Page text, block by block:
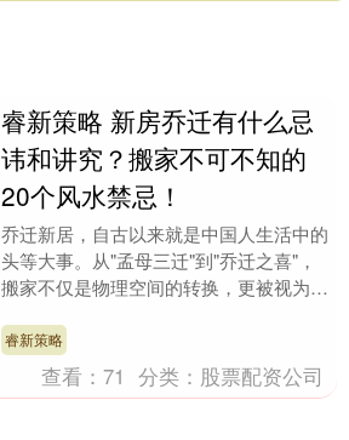
睿新策略 新房乔迁有什么忌
讳和讲究？搬家不可不知的
20个风水禁忌！
乔迁新居，自古以来就是中国人生活中的
头等大事。从"孟母三迁"到"乔迁之喜"，
搬家不仅是物理空间的转换，更被视为人
中，入宅仪式承....
睿新策略
查看：71 分类： 股票配资公司